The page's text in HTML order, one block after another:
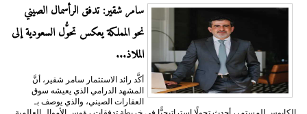
سامر شقير: تدفق الرأسمال الصيني
نحو المملكة يعكس تحوُّل السعودية إلى
الملاذ...
أكَّد رائد الاستثمار سامر شقير، أنَّ
المشهد الدرامي الذي يعيشه سوق
العقارات الصيني، والذي يوصف بـ